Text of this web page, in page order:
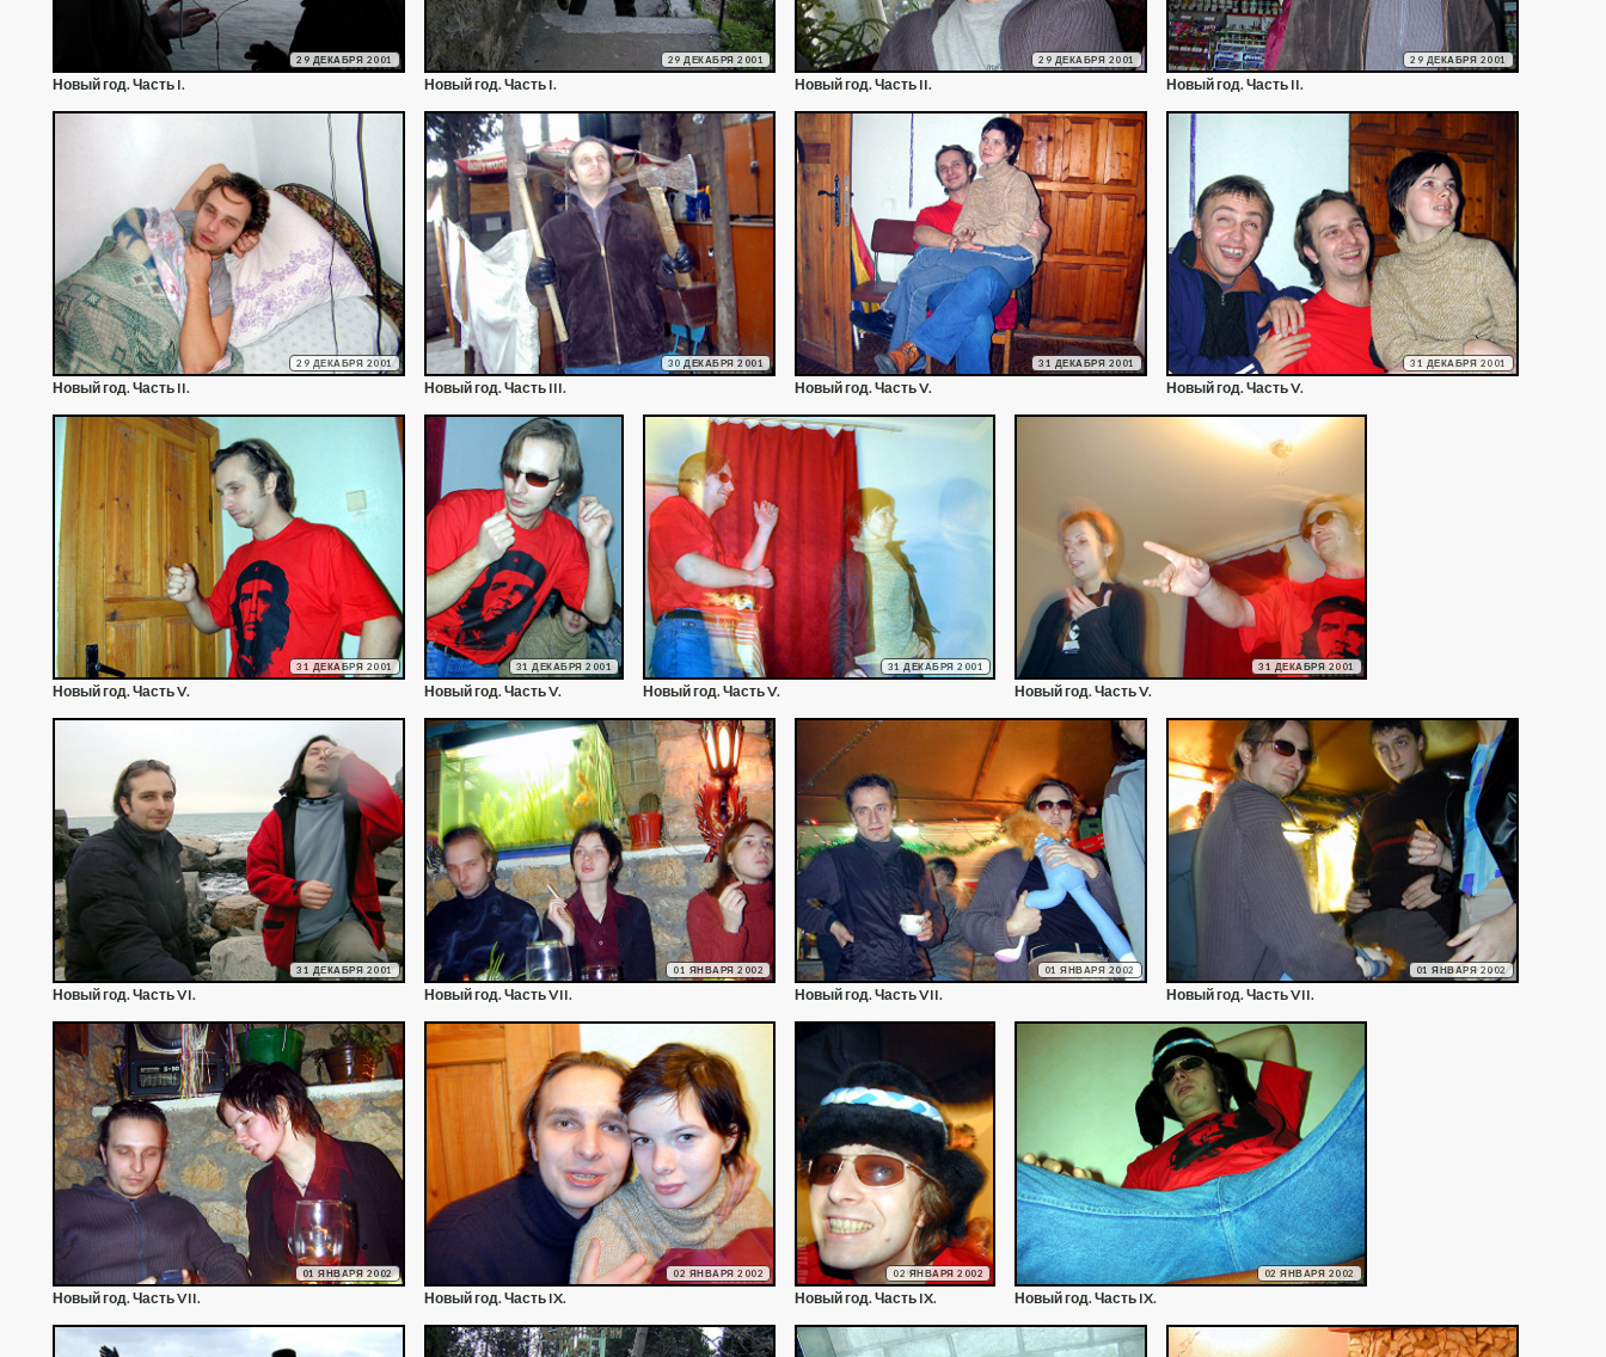
29 ДЕКАБРЯ 2001
Новый год. Часть I.
29 ДЕКАБРЯ 2001
Новый год. Часть I.
29 ДЕКАБРЯ 2001
Новый год. Часть II.
29 ДЕКАБРЯ 2001
Новый год. Часть II.
29 ДЕКАБРЯ 2001
Новый год. Часть II.
30 ДЕКАБРЯ 2001
Новый год. Часть III.
31 ДЕКАБРЯ 2001
Новый год. Часть V.
31 ДЕКАБРЯ 2001
Новый год. Часть V.
31 ДЕКАБРЯ 2001
Новый год. Часть V.
31 ДЕКАБРЯ 2001
Новый год. Часть V.
31 ДЕКАБРЯ 2001
Новый год. Часть V.
31 ДЕКАБРЯ 2001
Новый год. Часть V.
31 ДЕКАБРЯ 2001
Новый год. Часть VI.
01 ЯНВАРЯ 2002
Новый год. Часть VII.
01 ЯНВАРЯ 2002
Новый год. Часть VII.
01 ЯНВАРЯ 2002
Новый год. Часть VII.
01 ЯНВАРЯ 2002
Новый год. Часть VII.
02 ЯНВАРЯ 2002
Новый год. Часть IX.
02 ЯНВАРЯ 2002
Новый год. Часть IX.
02 ЯНВАРЯ 2002
Новый год. Часть IX.